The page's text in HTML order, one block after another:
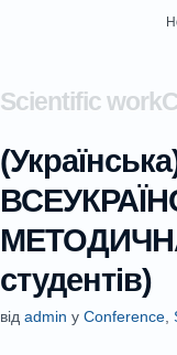
Scientific
студентів)
від admin у Conference